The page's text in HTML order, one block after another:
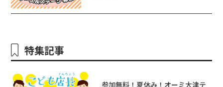
特集記事
参加無料！夏休み！オーミ大津テ